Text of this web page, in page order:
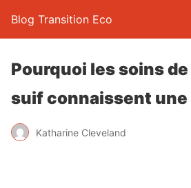
Blog Transition Eco
Pourquoi les soins de
suif connaissent
Katharine Cleveland